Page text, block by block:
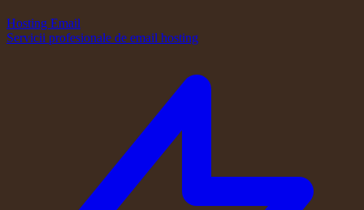
Hosting Email
Servicii profesionale de email hosting